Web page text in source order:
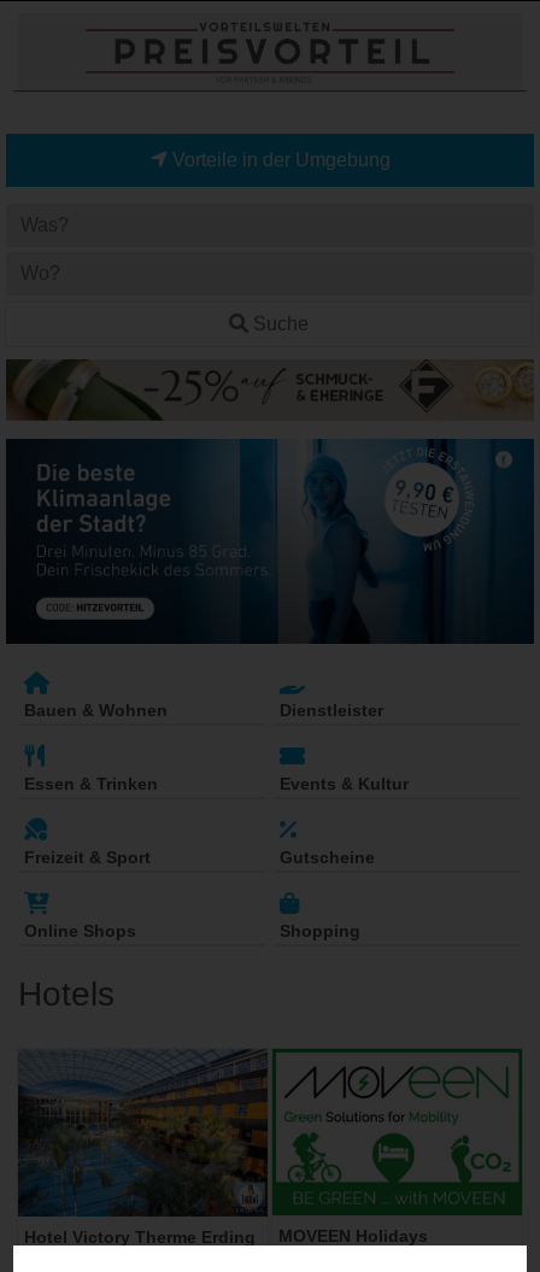
Vorteile in der Umgebung
Suche
Bauen & Wohnen Dienstleister
Essen & Trinken Events & Kultur
Freizeit & Sport Gutscheine
Online Shops Shopping
Hotels
Hotel Victory Therme Erding
MOVEEN Holidays